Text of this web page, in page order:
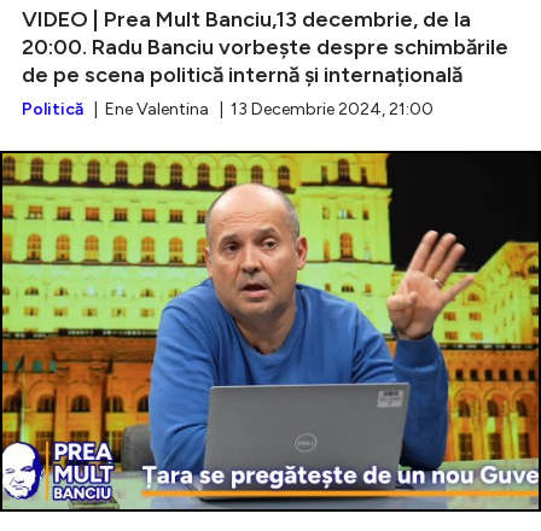
VIDEO | Prea Mult Banciu,13 decembrie, de la
20:00. Radu Banciu vorbește despre schimbările
de pe scena politică internă și internațională
Politică | Ene Valentina | 13 Decembrie 2024, 21:00